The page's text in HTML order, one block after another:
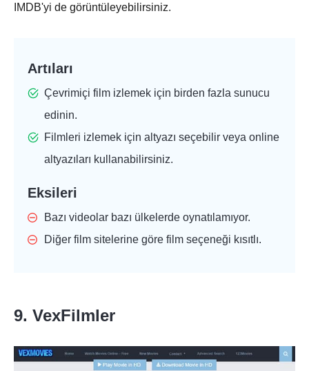
IMDB'yi de görüntüleyebilirsiniz.
Artıları
Çevrimiçi film izlemek için birden fazla sunucu
edinin.
Filmleri izlemek için altyazı seçebilir veya online
altyazıları kullanabilirsiniz.
Eksileri
Bazı videolar bazı ülkelerde oynatılamıyor.
Diğer film sitelerine göre film seçeneği kısıtlı.
9. VexFilmler